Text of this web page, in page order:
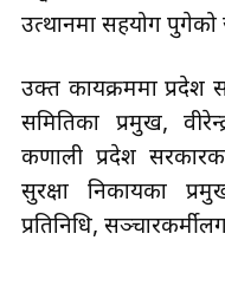
उत्थानमा सहयोग पुगेको
उक्त कार्यक्रममा प्रदेश
समितिका प्रमुख,
कर्णाली प्रदेश
सुरक्षा निकायका
प्रतिनिधि,